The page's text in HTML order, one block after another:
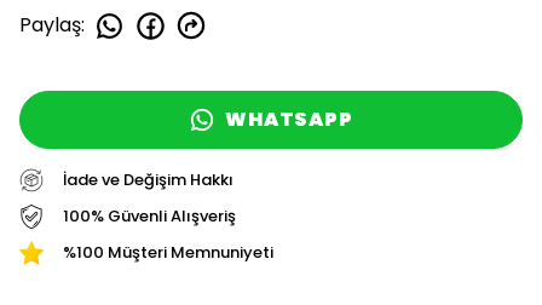
Paylaş:
WHATSAPP
İade ve Değişim Hakkı
100% Güvenli Alışveriş
%100 Müşteri Memnuniyeti